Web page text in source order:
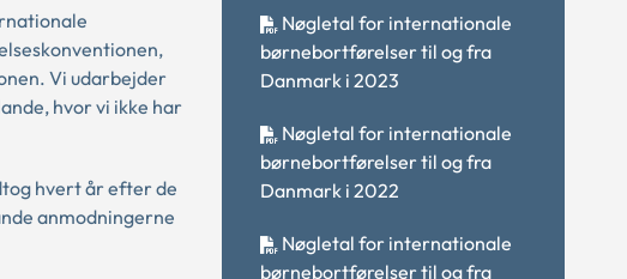
Vi udarbejder
hvor vi ikke har
hvert år efter de
anmodningerne
Nøgletal for internationale
børnebortførelser til og fra
Danmark i 2023
Nøgletal for internationale
børnebortførelser til og fra
Danmark i 2022
Nøgletal for internationale
børnebortførelser til og fra